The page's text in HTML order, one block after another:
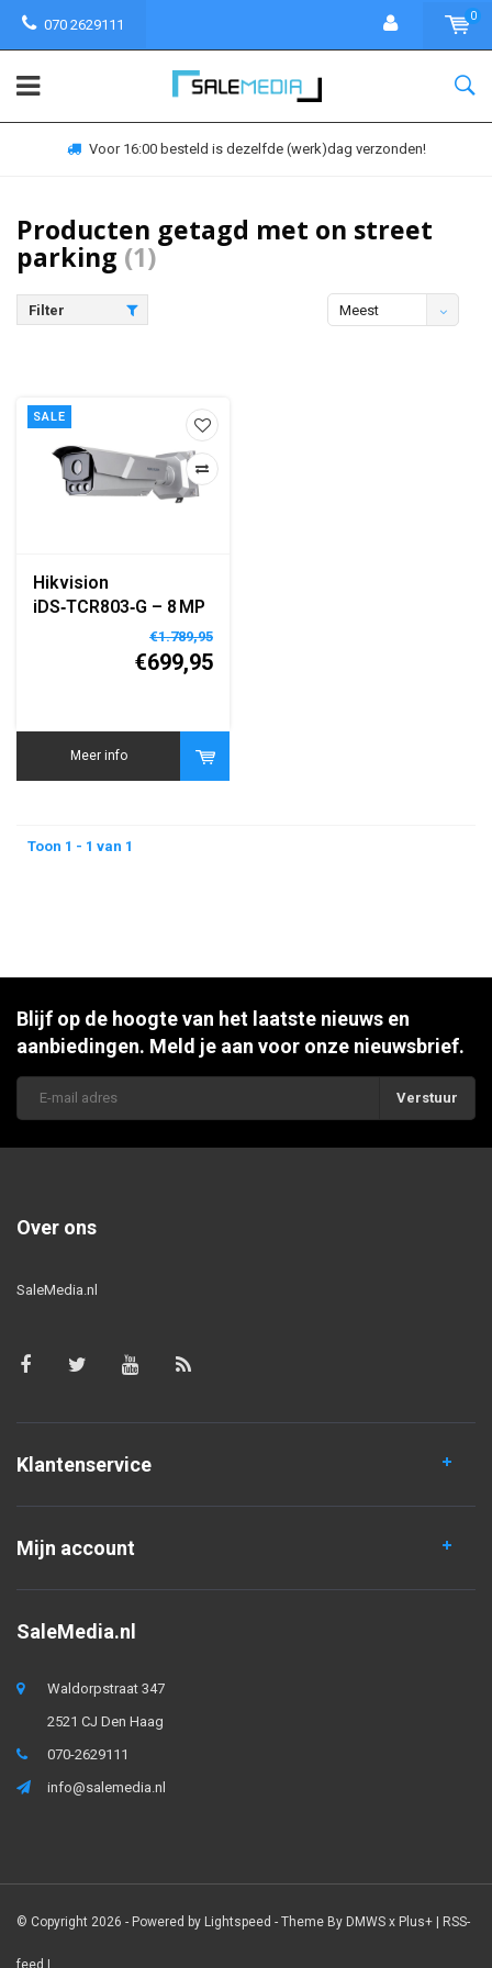
070 2629111
0
Voor 16:00 besteld is dezelfde (werk)dag verzonden!
Producten getagd met on street
parking (1)
Filter
Meest
SALE
Hikvision
iDS‑TCR803‑G – 8 MP
Roadside Parking
ANPR Bullet Camera
€1.789,95
€699,95
Meer info
Toon 1 - 1 van 1
Blijf op de hoogte van het laatste nieuws en
aanbiedingen. Meld je aan voor onze nieuwsbrief.
Verstuur
Over ons
SaleMedia.nl
Klantenservice
Mijn account
SaleMedia.nl
Waldorpstraat 347
2521 CJ Den Haag
070-2629111
info@salemedia.nl
© Copyright 2026 - Powered by Lightspeed - Theme By DMWS x Plus+ | RSS-
feed |